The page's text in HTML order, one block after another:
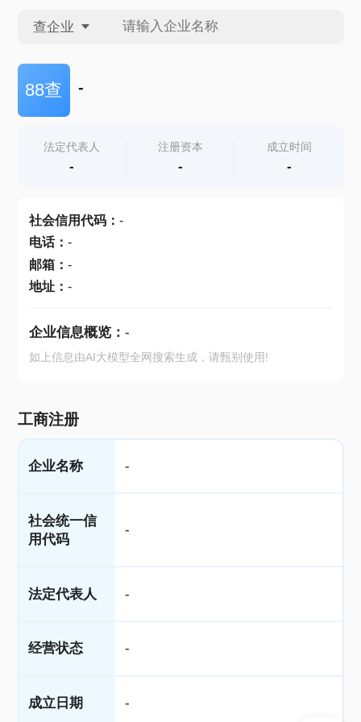
查企业
查企业
查产地
88查 -
法定代表人
-
注册资本
-
成立时间
-
社会信用代码： -
电话： -
邮箱： -
地址： -
企业信息概览： -
如上信息由AI大模型全网搜索生成，请甄别使用!
工商注册
企业名称 -
社会统一信
用代码
-
法定代表人 -
经营状态 -
成立日期 -